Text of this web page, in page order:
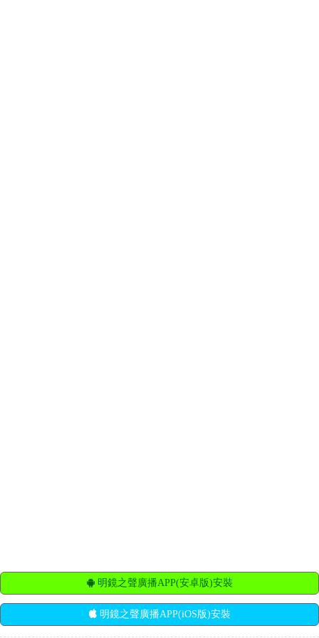
明鏡之聲廣播APP(安卓版)安裝
明鏡之聲廣播APP(iOS版)安裝